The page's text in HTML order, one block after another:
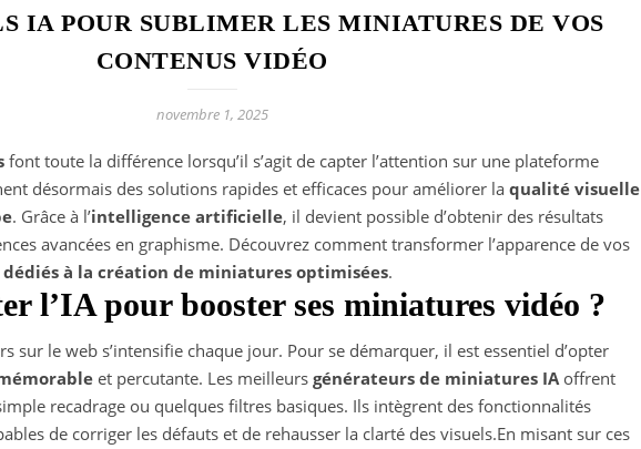
IA POUR SUBLIMER LES MINIATURES DE VOS
CONTENUS VIDÉO
novembre 1, 2025
font toute la différence lorsqu’il s’agit de capter l’attention sur une plateforme
désormais des solutions rapides et efficaces pour améliorer la qualité visuelle
. Grâce à l’intelligence artificielle, il devient possible d’obtenir des résultats
avancées en graphisme. Découvrez comment transformer l’apparence de vos
à la création de miniatures optimisées.
l’IA pour booster ses miniatures vidéo ?
sur le web s’intensifie chaque jour. Pour se démarquer, il est essentiel d’opter
et percutante. Les meilleurs générateurs de miniatures IAoffrent
recadrage ou quelques filtres basiques. Ils intègrent des fonctionnalités
de corriger les défauts et de rehausser la clarté des visuels.En misant sur ces